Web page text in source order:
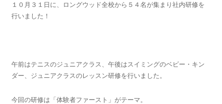
１０月３１日に、ロングウッド全校から５４名が集まり社内研修を
行いました！
午前はテニスのジュニアクラス、午後はスイミングのベビー・キン
ダー、ジュニアクラスのレッスン研修を行いました。
今回の研修は「体験者ファースト」がテーマ。